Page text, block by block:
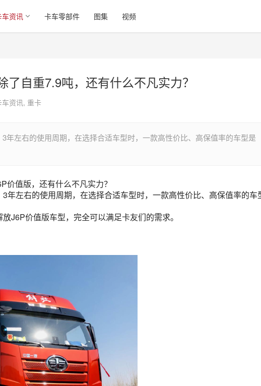
车资讯 卡车零部件 图集 视频
自重7.9吨，还有什么不凡实力？
车资讯, 重卡
年左右的使用周期，在选择合适车型时，一款高性价比、高保值率的车型是
价值版，还有什么不凡实力？
年左右的使用周期，在选择合适车型时，一款高性价比、高保值率的车
J6P价值版车型，完全可以满足卡友们的需求。